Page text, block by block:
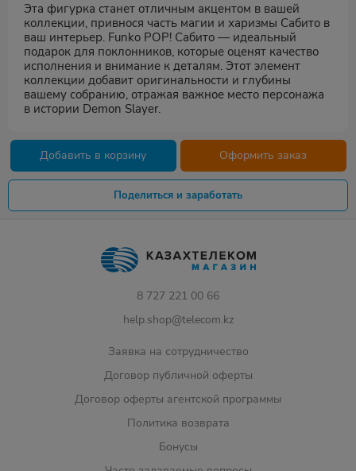
Эта фигурка станет отличным акцентом в вашей
коллекции, привнося часть магии и харизмы Сабито в
ваш интерьер. Funko POP! Сабито — идеальный
подарок для поклонников, которые оценят качество
исполнения и внимание к деталям. Этот элемент
коллекции добавит оригинальности и глубины
вашему собранию, отражая важное место персонажа
в истории Demon Slayer.
Добавить в корзину Оформить заказ
Поделиться и заработать
8 727 221 00 66
help.shop@telecom.kz
Заявка на сотрудничество
Договор публичной оферты
Договор оферты агентской программы
Политика возврата
Бонусы